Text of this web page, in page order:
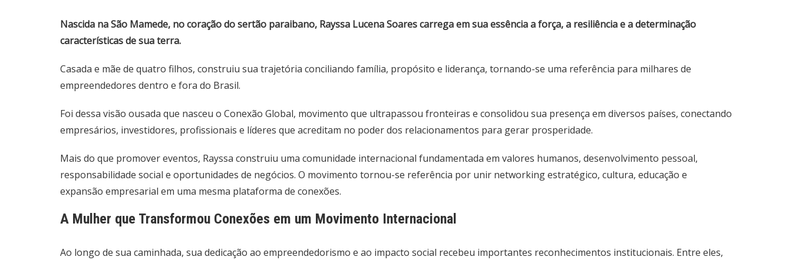
Nascida na São Mamede, no coração do sertão paraibano, Rayssa Lucena Soares carrega em sua essência a força, a resiliência e a determinação
características de sua terra.
Casada e mãe de quatro filhos, construiu sua trajetória conciliando família, propósito e liderança, tornando-se uma referência para milhares de
empreendedores dentro e fora do Brasil.
Foi dessa visão ousada que nasceu o Conexão Global, movimento que ultrapassou fronteiras e consolidou sua presença em diversos países, conectando
empresários, investidores, profissionais e líderes que acreditam no poder dos relacionamentos para gerar prosperidade.
Mais do que promover eventos, Rayssa construiu uma comunidade internacional fundamentada em valores humanos, desenvolvimento pessoal,
responsabilidade social e oportunidades de negócios. O movimento tornou-se referência por unir networking estratégico, cultura, educação e
expansão empresarial em uma mesma plataforma de conexões.
A Mulher que Transformou Conexões em um Movimento Internacional
Ao longo de sua caminhada, sua dedicação ao empreendedorismo e ao impacto social recebeu importantes reconhecimentos institucionais. Entre eles,